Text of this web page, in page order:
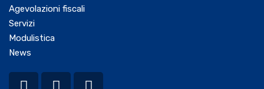
Agevolazioni fiscali
Servizi
Modulistica
News